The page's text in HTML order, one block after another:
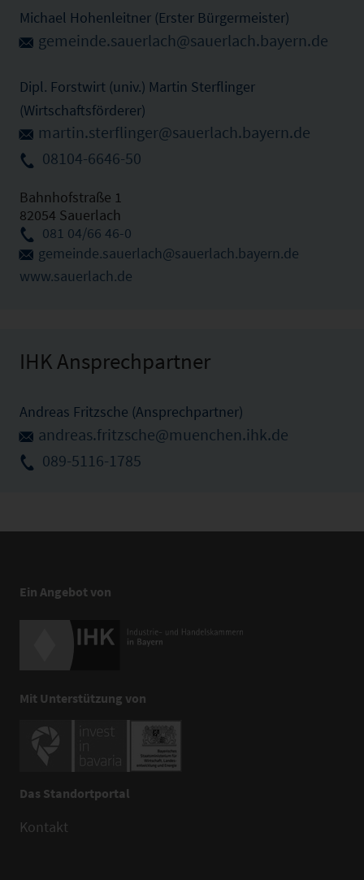
Michael Hohenleitner (Erster Bürgermeister)
gemeinde.sauerlach@sauerlach.bayern.de
Dipl. Forstwirt (univ.) Martin Sterflinger
(Wirtschaftsförderer)
martin.sterflinger@sauerlach.bayern.de
08104-6646-50
Bahnhofstraße 1
82054 Sauerlach
081 04/66 46-0
gemeinde.sauerlach@sauerlach.bayern.de
www.sauerlach.de
IHK Ansprechpartner
Andreas Fritzsche (Ansprechpartner)
andreas.fritzsche@muenchen.ihk.de
089-5116-1785
Ein Angebot von
Mit Unterstützung von
Das Standortportal
Kontakt